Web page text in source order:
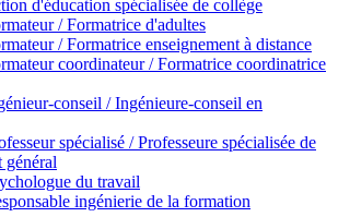
d'éducation spécialisée de collège
/ Formatrice d'adultes
/ Formatrice enseignement à distance
coordinateur / Formatrice coordinatrice
conseil / Ingénieure-conseil en
spécialisé / Professeure spécialisée de
général
du travail
ingénierie de la formation